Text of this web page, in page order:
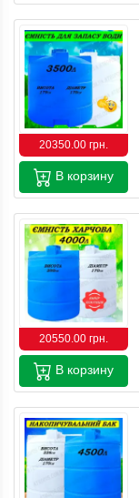
20350.00 грн.
В корзину
20550.00 грн.
В корзину